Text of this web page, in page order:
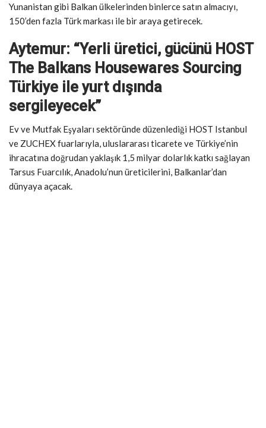
Yunanistan gibi Balkan ülkelerinden binlerce satın almacıyı,
150’den fazla Türk markası ile bir araya getirecek.
Aytemur: “Yerli üretici, gücünü HOST
The Balkans Housewares Sourcing
Türkiye ile yurt dışında
sergileyecek”
Ev ve Mutfak Eşyaları sektöründe düzenlediği HOST Istanbul
ve ZUCHEX fuarlarıyla, uluslararası ticarete ve Türkiye’nin
ihracatına doğrudan yaklaşık 1,5 milyar dolarlık katkı sağlayan
Tarsus Fuarcılık, Anadolu’nun üreticilerini, Balkanlar’dan
dünyaya açacak.